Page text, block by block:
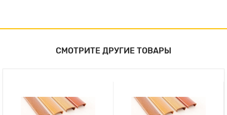
СМОТРИТЕ ДРУГИЕ ТОВАРЫ